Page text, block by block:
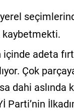
kaybetmekti.
adeta
Çok
dahi aslında